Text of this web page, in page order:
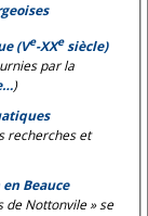
(Ve-XXesiècle)
par la
)
recherches et
Beauce
de Nottonvile » se